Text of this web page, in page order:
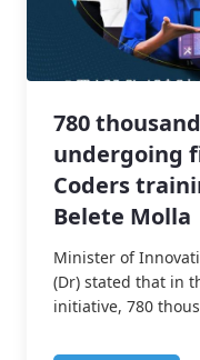
780
undergoing
Coders
Belete Molla
Minister of
(Dr) stated that in
initiative, 780